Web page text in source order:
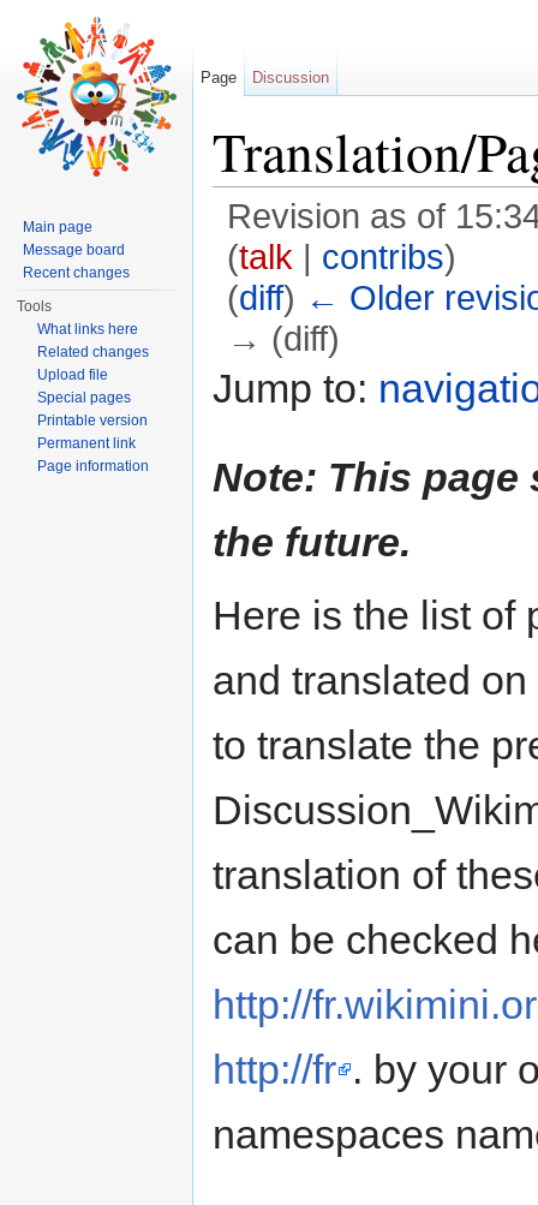
Translation/
Revision as of
(talk | contribs)
(diff) ← Older
→ (diff)
Jump to:
Note: This page
the future.
Here is the list of
and translated
to translate the
translation of
can be checked
http://
http://fr . by your
namespaces
Page Discussion
Main page
Message board
Recent changes
Tools
What links here
Related changes
Upload file
Special pages
Printable version
Permanent link
Page information